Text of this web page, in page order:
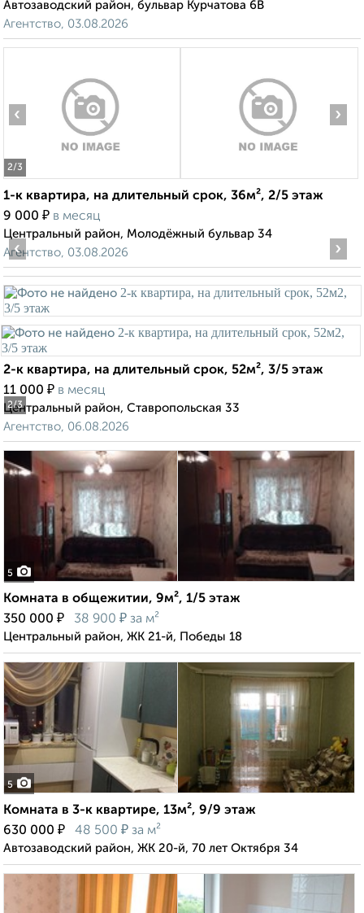
Автозаводский район, бульвар Курчатова 6В
Агентство, 03.08.2026
2/3
‹ ›
1-к квартира, на длительный срок, 36м², 2/5 этаж
9 000 ₽ в месяц
Центральный район, Молодёжный бульвар 34
Агентство, 03.08.2026
2/3
‹ ›
2-к квартира, на длительный срок, 52м², 3/5 этаж
11 000 ₽ в месяц
Центральный район, Ставропольская 33
Агентство, 06.08.2026
5
Комната в общежитии, 9м², 1/5 этаж
350 000 ₽ 38 900 ₽ за м²
Центральный район, ЖК 21-й, Победы 18
5
Комната в 3-к квартире, 13м², 9/9 этаж
630 000 ₽ 48 500 ₽ за м²
Автозаводский район, ЖК 20-й, 70 лет Октября 34